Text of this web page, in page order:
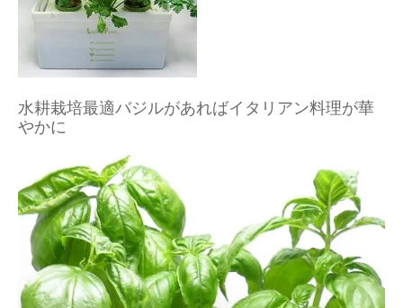
水耕栽培最適バジルがあればイタリアン料理が華
やかに